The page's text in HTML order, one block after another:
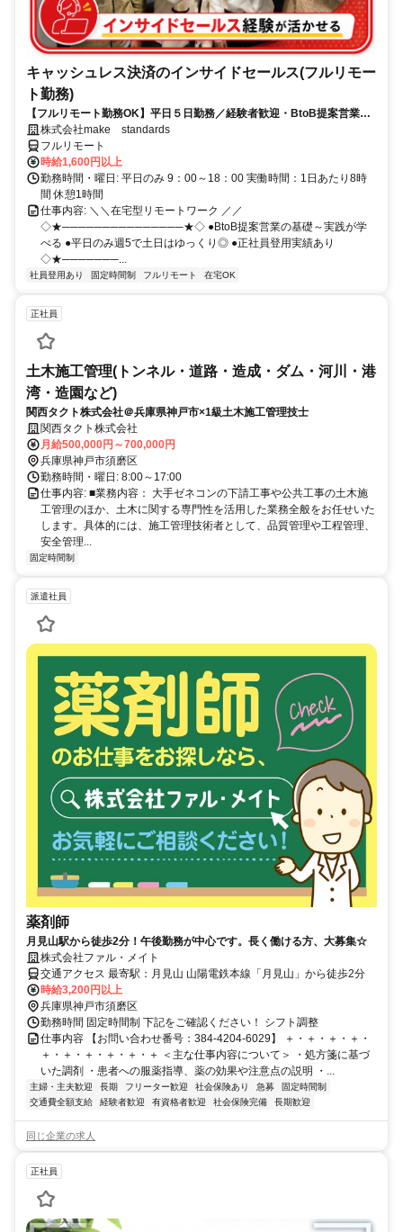
キャッシュレス決済のインサイドセールス(フルリモー
ト勤務)
【フルリモート勤務OK】平日５日勤務／経験者歓迎・BtoB提案営業で
スキルアップ
株式会社make standards
フルリモート
時給1,600円以上
勤務時間・曜日: 平日のみ 9：00～18：00 実働時間：1日あたり8時
間 休憩1時間
仕事内容: ＼＼在宅型リモートワーク ／／
◇★───────────────★◇ ●BtoB提案営業の基礎～実践が学
べる ●平日のみ週5で土日はゆっくり◎ ●正社員登用実績あり
◇★───────...
社員登用あり 固定時間制 フルリモート 在宅OK
正社員
土木施工管理(トンネル・道路・造成・ダム・河川・港
湾・造園など)
関西タクト株式会社＠兵庫県神戸市×1級土木施工管理技士
関西タクト株式会社
月給500,000円～700,000円
兵庫県神戸市須磨区
勤務時間・曜日: 8:00～17:00
仕事内容: ■業務内容： 大手ゼネコンの下請工事や公共工事の土木施
工管理のほか、土木に関する専門性を活用した業務全般をお任せいた
します。具体的には、施工管理技術者として、品質管理や工程管理、
安全管理...
固定時間制
派遣社員
薬剤師
月見山駅から徒歩2分！午後勤務が中心です。長く働ける方、大募集☆
株式会社ファル・メイト
交通アクセス 最寄駅：月見山 山陽電鉄本線「月見山」から徒歩2分
時給3,200円以上
兵庫県神戸市須磨区
勤務時間 固定時間制 下記をご確認ください！ シフト調整
仕事内容 【お問い合わせ番号：384-4204-6029】 ＋・＋・＋・＋・
＋・＋・＋・＋・＋・＋ ＜主な仕事内容について＞ ・処方箋に基づ
いた調剤 ・患者への服薬指導、薬の効果や注意点の説明 ・...
主婦・主夫歓迎 長期 フリーター歓迎 社会保険あり 急募
固定時間制
交通費全額支給
経験者歓迎 有資格者歓迎 社会保険完備 長期歓迎
同じ企業の求人
正社員